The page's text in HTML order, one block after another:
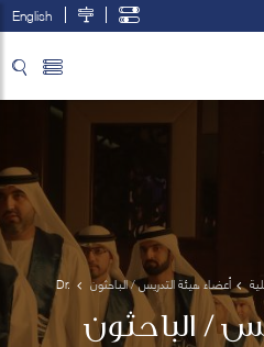
English
أعضاء هيئة التدريس / الباحثون
Dr.
Racquel
Warner
/ الباحثون